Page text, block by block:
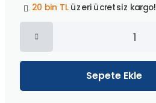
20 bin TLüzeri ücretsiz kargo!
40 bin TL
Peşin fiyatına
üzeri ücretsiz kargo!
üzeri ücretsiz kargo!
40 bin TLüzeri özel teklif!
Sepete Ekle